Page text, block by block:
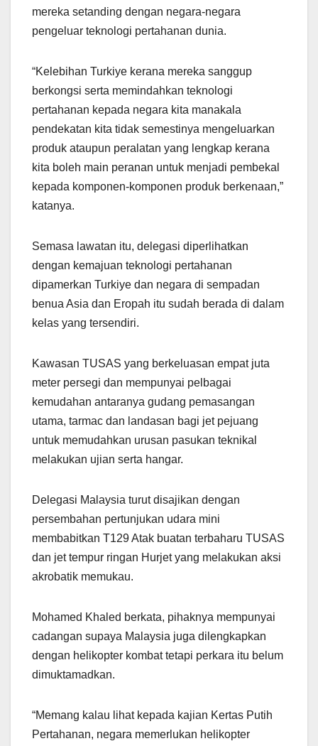
mereka setanding dengan negara-negara
pengeluar teknologi pertahanan dunia.
“Kelebihan Turkiye kerana mereka sanggup
berkongsi serta memindahkan teknologi
pertahanan kepada negara kita manakala
pendekatan kita tidak semestinya mengeluarkan
produk ataupun peralatan yang lengkap kerana
kita boleh main peranan untuk menjadi pembekal
kepada komponen-komponen produk berkenaan,”
katanya.
Semasa lawatan itu, delegasi diperlihatkan
dengan kemajuan teknologi pertahanan
dipamerkan Turkiye dan negara di sempadan
benua Asia dan Eropah itu sudah berada di dalam
kelas yang tersendiri.
Kawasan TUSAS yang berkeluasan empat juta
meter persegi dan mempunyai pelbagai
kemudahan antaranya gudang pemasangan
utama, tarmac dan landasan bagi jet pejuang
untuk memudahkan urusan pasukan teknikal
melakukan ujian serta hangar.
Delegasi Malaysia turut disajikan dengan
persembahan pertunjukan udara mini
membabitkan T129 Atak buatan terbaharu TUSAS
dan jet tempur ringan Hurjet yang melakukan aksi
akrobatik memukau.
Mohamed Khaled berkata, pihaknya mempunyai
cadangan supaya Malaysia juga dilengkapkan
dengan helikopter kombat tetapi perkara itu belum
dimuktamadkan.
“Memang kalau lihat kepada kajian Kertas Putih
Pertahanan, negara memerlukan helikopter